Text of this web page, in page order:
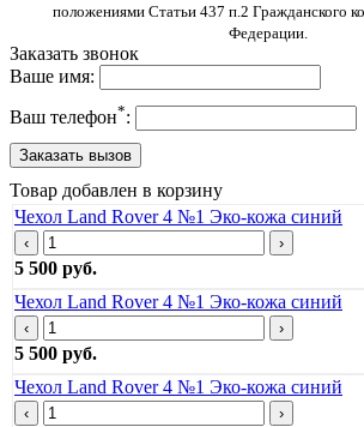
положениями Статьи 437 п.2 Гражданского
Федерации.
Заказать звонок
Ваше имя:
Ваш телефон*:
Товар добавлен в корзину
Чехол Land Rover 4 №1 Эко-кожа синий
‹ ›
5 500 руб.
Чехол Land Rover 4 №1 Эко-кожа синий
‹ ›
5 500 руб.
Чехол Land Rover 4 №1 Эко-кожа синий
‹ ›